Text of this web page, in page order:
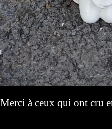
Merci à ceux qui ont cru